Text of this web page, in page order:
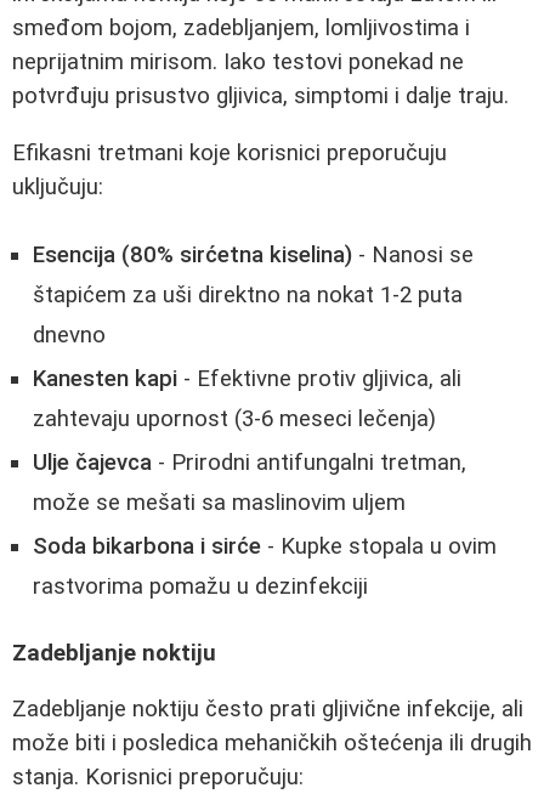
smeđom bojom, zadebljanjem, lomljivostima i
neprijatnim mirisom. Iako testovi ponekad ne
potvrđuju prisustvo gljivica, simptomi i dalje traju.
Efikasni tretmani koje korisnici preporučuju
uključuju:
Esencija (80% sirćetna kiselina) - Nanosi se
štapićem za uši direktno na nokat 1-2 puta
dnevno
Kanesten kapi - Efektivne protiv gljivica, ali
zahtevaju upornost (3-6 meseci lečenja)
Ulje čajevca - Prirodni antifungalni tretman,
može se mešati sa maslinovim uljem
Soda bikarbona i sirće - Kupke stopala u ovim
rastvorima pomažu u dezinfekciji
Zadebljanje noktiju
Zadebljanje noktiju često prati gljivične infekcije, ali
može biti i posledica mehaničkih oštećenja ili drugih
stanja. Korisnici preporučuju: